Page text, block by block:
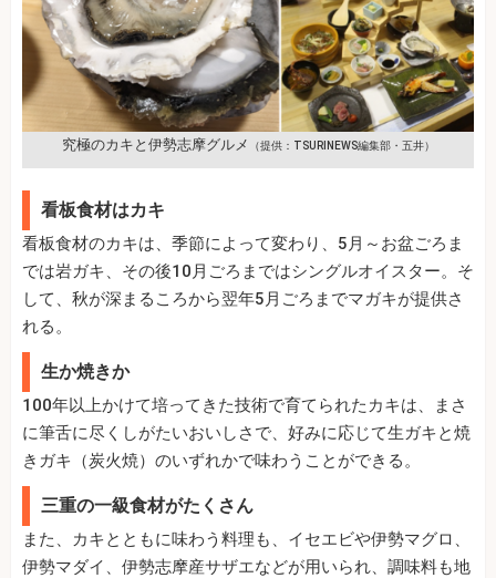
究極のカキと伊勢志摩グルメ （提供：TSURINEWS編集部・五井）
看板食材はカキ
看板食材のカキは、季節によって変わり、5月～お盆ごろま
では岩ガキ、その後10月ごろまではシングルオイスター。そ
して、秋が深まるころから翌年5月ごろまでマガキが提供さ
れる。
生か焼きか
100年以上かけて培ってきた技術で育てられたカキは、まさ
に筆舌に尽くしがたいおいしさで、好みに応じて生ガキと焼
きガキ（炭火焼）のいずれかで味わうことができる。
三重の一級食材がたくさん
また、カキとともに味わう料理も、イセエビや伊勢マグロ、
伊勢マダイ、伊勢志摩産サザエなどが用いられ、調味料も地